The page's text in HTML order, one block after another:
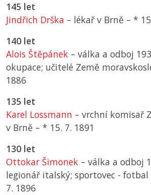
145 let
Jindřich Drška – lékař v Brně – *
140 let
Alois Štěpánek – válka a odboj
okupace; učitelé Země
1886
135 let
Karel Lossmann – vrchní komisař
v Brně – * 15. 7. 1891
130 let
Ottokar Šimonek – válka a odboj
legionář italský; sportovec - fotbal
7. 1896